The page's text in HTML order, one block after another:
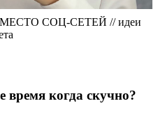
СОЦ-СЕТЕЙ // идеи
время когда скучно?